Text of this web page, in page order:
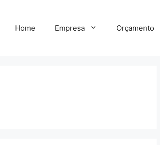
Home Empresa Orçamento